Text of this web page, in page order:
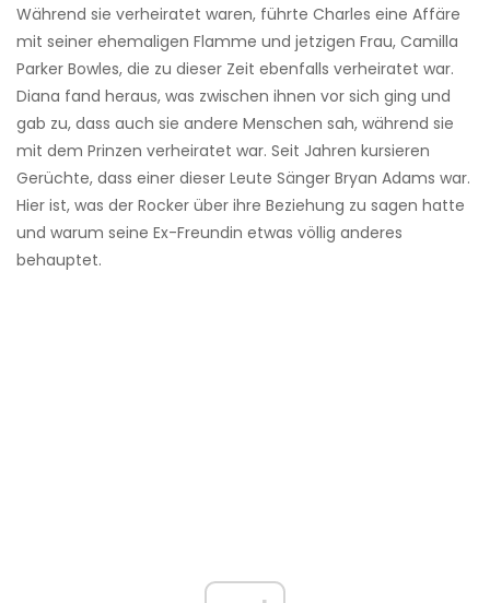
Während sie verheiratet waren, führte Charles eine Affäre
mit seiner ehemaligen Flamme und jetzigen Frau, Camilla
Parker Bowles, die zu dieser Zeit ebenfalls verheiratet war.
Diana fand heraus, was zwischen ihnen vor sich ging und
gab zu, dass auch sie andere Menschen sah, während sie
mit dem Prinzen verheiratet war. Seit Jahren kursieren
Gerüchte, dass einer dieser Leute Sänger Bryan Adams war.
Hier ist, was der Rocker über ihre Beziehung zu sagen hatte
und warum seine Ex-Freundin etwas völlig anderes
behauptet.